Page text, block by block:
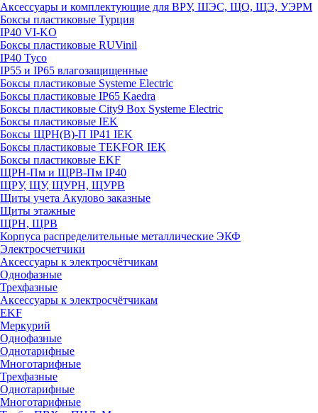
Аксессуары и комплектующие для ВРУ, ШЭС, ЩО, ЩЭ, УЭРМ
Боксы пластиковые Турция
IP40 VI-KO
Боксы пластиковые RUVinil
IP40 Тусо
IP55 и IP65 влагозащищенные
Боксы пластиковые Systeme Electric
Боксы пластиковые IP65 Kaedra
Боксы пластиковые City9 Box Systeme Electric
Боксы пластиковые IEK
Боксы ЩРН(В)-П IP41 IEK
Боксы пластиковые TEKFOR IEK
Боксы пластиковые EKF
ЩРН-Пм и ЩРВ-Пм IP40
ЩРУ, ЩУ, ЩУРН, ЩУРВ
Щиты учета Акулово заказные
Щиты этажные
ЩРН, ЩРВ
Корпуса распределительные металлические ЭКФ
Электросчетчики
Аксессуары к электросчётчикам
Однофазные
Трехфазные
Аксессуары к электросчётчикам
EKF
Меркурий
Однофазные
Однотарифные
Многотарифные
Трехфазные
Однотарифные
Многотарифные